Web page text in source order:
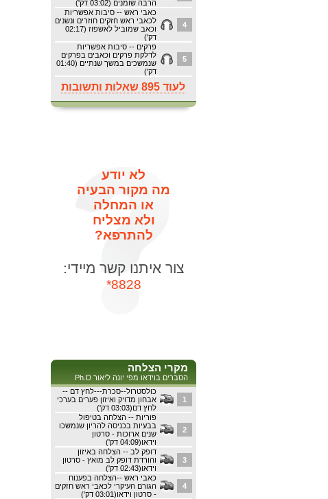
הרבה שומנים (03:02 דק')
כאבי ראש -- סיבות אפשריות
לכאבי ראש חזקים חוזרים ונשנים
וכאב שמוביל לאשפוז (02:17
דק')
4
פרקים -- סיבות אפשריות
לדלקת פרקים וכאבים בפרקים
שנמשכים במשך שנתיים (01:40
דק')
5
לעוד 895 שאלות ותשובות
לא יודע
מה מקור הבעיה
או המחלה
ולא מצליח
להתרפא?
צור איתנו קשר מיידי:
8828*
מקרי הצלחה
הסברים בוידאו מפי יונה ליאור Ph.D
כולסטרול--סכרת---לחץ דם --
אבחון מדויק ואיזון פערים בערכי
לחץ דם(03:03 דק')
1
פוריות -- הצלחה בטיפול
בבעיות בכניסה להריון שנמשכו
שנים ארוכות - סרטון
וידאו(04:09 דק')
2
דופק לב -- הצלחה באיזון
והורדת דופק לב מואץ - סרטון
וידאו(02:43 דק')
3
כאבי ראש --הצלחה בפענוח
הגורם העיקרי לכאבי ראש חזקים
- סרטון וידאו(03:01 דק')
4